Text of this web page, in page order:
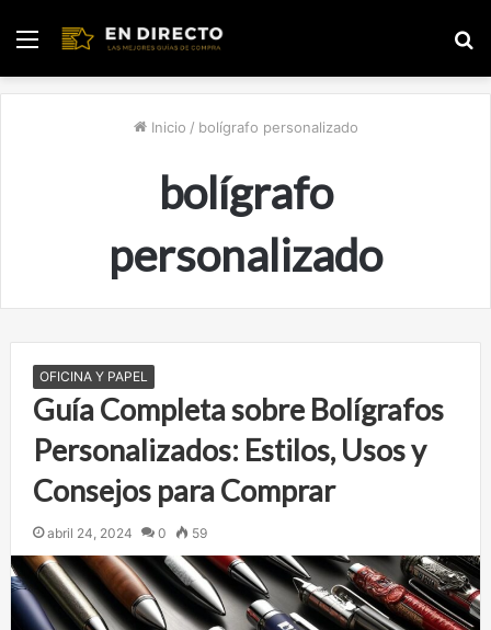
Menú
Inicio / bolígrafo personalizado
bolígrafo
personalizado
OFICINA Y PAPEL
Guía Completa sobre Bolígrafos
Personalizados: Estilos, Usos y
Consejos para Comprar
abril 24, 2024 0 59